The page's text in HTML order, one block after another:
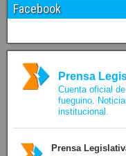
Facebook
Prensa
Cuenta oficial
fueguino.
institucional.
Prensa